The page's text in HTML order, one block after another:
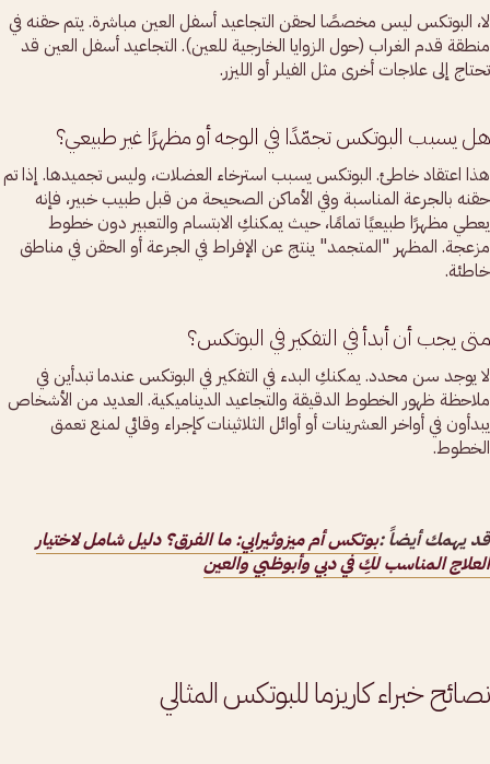
لا، البوتكس ليس مخصصًا لحقن التجاعيد أسفل العين مباشرة. يتم حقنه في
منطقة قدم الغراب (حول الزوايا الخارجية للعين). التجاعيد أسفل العين قد
تحتاج إلى علاجات أخرى مثل الفيلر أو الليزر.
هل يسبب البوتكس تجمّدًا في الوجه أو مظهرًا غير طبيعي؟
هذا اعتقاد خاطئ. البوتكس يسبب استرخاء العضلات، وليس تجميدها. إذا تم
حقنه بالجرعة المناسبة وفي الأماكن الصحيحة من قبل طبيب خبير، فإنه
يعطي مظهرًا طبيعيًا تمامًا، حيث يمكنكِ الابتسام والتعبير دون خطوط
مزعجة. المظهر "المتجمد" ينتج عن الإفراط في الجرعة أو الحقن في مناطق
خاطئة.
متى يجب أن أبدأ في التفكير في البوتكس؟
لا يوجد سن محدد. يمكنكِ البدء في التفكير في البوتكس عندما تبدأين في
ملاحظة ظهور الخطوط الدقيقة والتجاعيد الديناميكية. العديد من الأشخاص
يبدأون في أواخر العشرينات أو أوائل الثلاثينات كإجراء وقائي لمنع تعمق
الخطوط.
قد يهمك أيضاً :بوتكس أم ميزوثيرابي: ما الفرق؟ دليل شامل لاختيار
العلاج المناسب لكِ في دبي وأبوظبي والعين
نصائح خبراء كاريزما للبوتكس المثالي